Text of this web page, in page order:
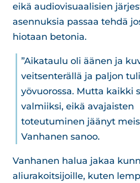
eikä audiovisuaalisien
asennuksia passaa tehdä
hiotaan betonia.
”Aikataulu oli äänen ja
veitsenterällä ja paljon
yövuorossa. Mutta kaikki
valmiiksi, eikä avajaisten
toteutuminen jäänyt
Vanhanen sanoo.
Vanhanen halua jakaa
aliurakoitsijoille, kuten